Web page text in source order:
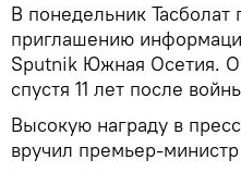
В понедельник
приглашению
Sputnik Южная Осетия.
спустя 11 лет после
Высокую награду в
вручил премьер-